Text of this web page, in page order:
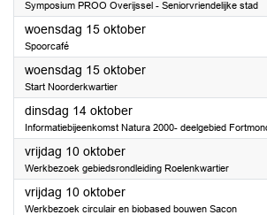
Symposium PROO Overijssel - Seniorvriendelijke stad
woensdag 15 oktober2025
Spoorcafé
woensdag 15 oktober2025
Start Noorderkwartier
dinsdag 14 oktober2025
Informatiebijeenkomst Natura 2000- deelgebied
vrijdag 10 oktober2025
Werkbezoek gebiedsrondleiding Roelenkwartier
vrijdag 10 oktober2025
Werkbezoek circulair en biobased bouwen Sacon